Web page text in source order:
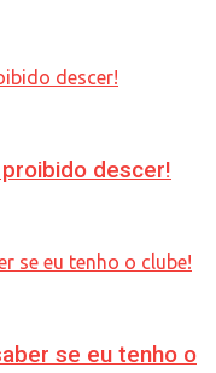
descer!
se eu tenho o